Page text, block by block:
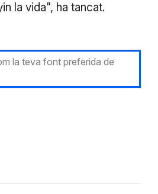
la vida", ha tancat.
la teva font preferida de